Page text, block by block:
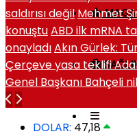
saldırısı değil Mehmet
konuştuABD ilk mRNA
onayladıAkın Gürlek:
Çerçeve yasa teklifi
Genel Başkanı Bahçeli
DOLAR: 47,18